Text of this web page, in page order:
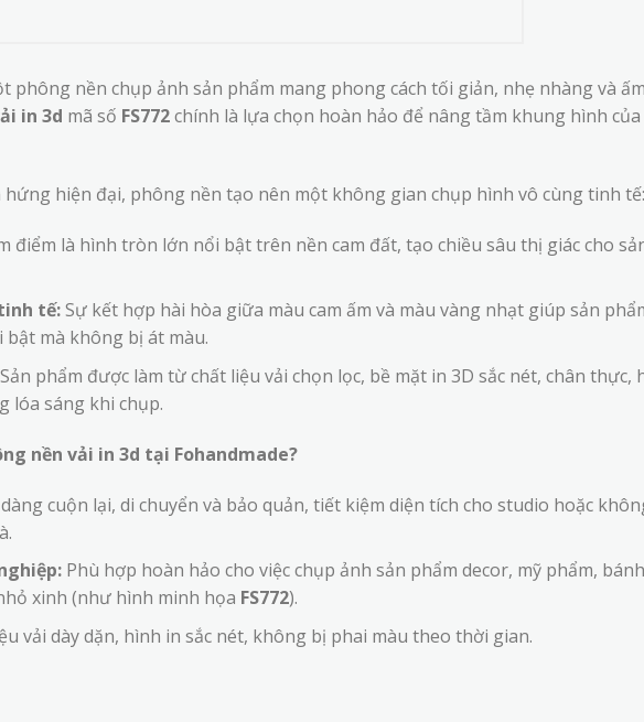
phông nền chụp ảnh sản phẩm mang phong cách tối giản, nhẹ nhàng và ấm
in 3d mã số FS772chính là lựa chọn hoàn hảo để nâng tầm khung hình của
hứng hiện đại, phông nền tạo nên một không gian chụp hình vô cùng tinh tế:
điểm là hình tròn lớn nổi bật trên nền cam đất, tạo chiều sâu thị giác cho
tế:Sự kết hợp hài hòa giữa màu cam ấm và màu vàng nhạt giúp sản
mà không bị át màu.
phẩm được làm từ chất liệu vải chọn lọc, bề mặt in 3D sắc nét, chân thực,
lóa sáng khi chụp.
nền vải in 3d tại Fohandmade?
cuộn lại, di chuyển và bảo quản, tiết kiệm diện tích cho studio hoặc
Phù hợp hoàn hảo cho việc chụp ảnh sản phẩm decor, mỹ phẩm, bánh
xinh (như hình minh họa FS772).
vải dày dặn, hình in sắc nét, không bị phai màu theo thời gian.